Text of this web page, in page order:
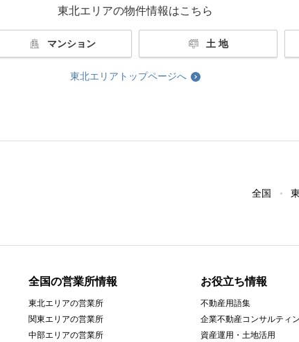
東北エリアの物件情報はこちら
マンション 土 地
東北エリアトップページへ
全国
全国の営業所情報
東北エリアの営業所
関東エリアの営業所
中部エリアの営業所
お役立ち情報
不動産用語集
企業不動産コンサルティ
資産運用・土地活用